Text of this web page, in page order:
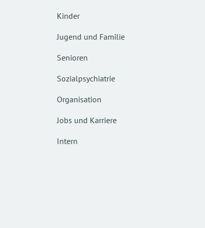
Kinder
Jugend und Familie
Senioren
Sozialpsychiatrie
Organisation
Jobs und Karriere
Intern